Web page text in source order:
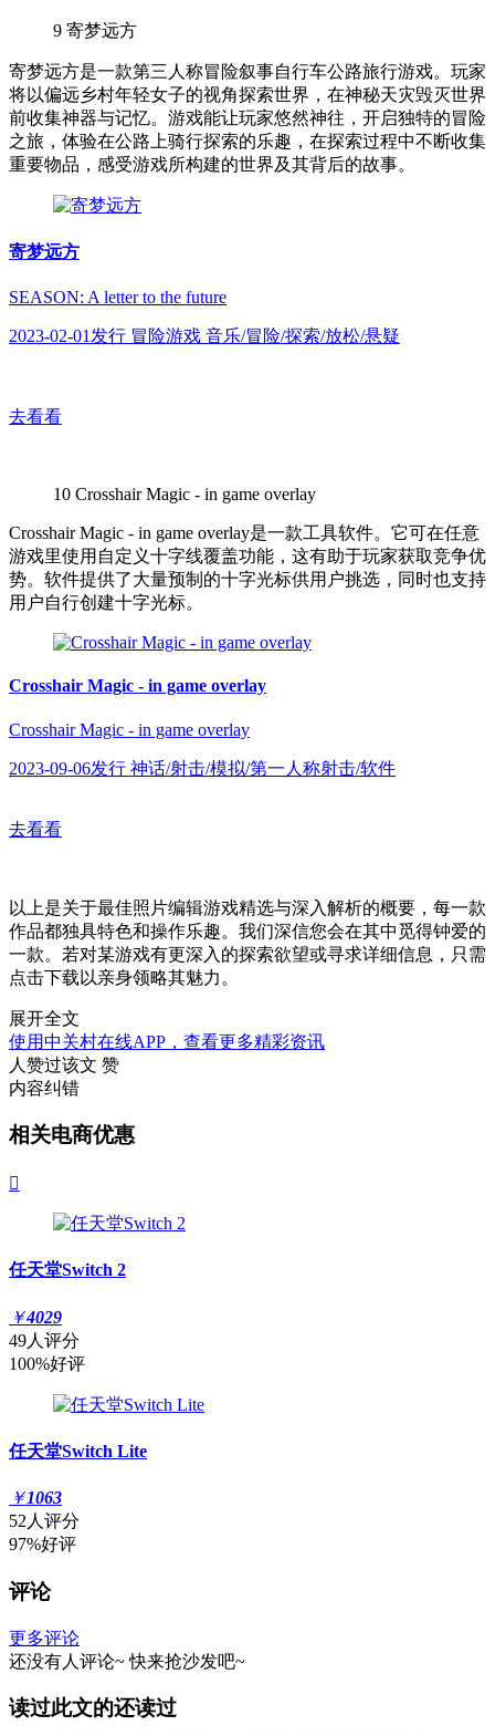
9 寄梦远方
寄梦远方是一款第三人称冒险叙事自行车公路旅行游戏。玩家
将以偏远乡村年轻女子的视角探索世界，在神秘天灾毁灭世界
前收集神器与记忆。游戏能让玩家悠然神往，开启独特的冒险
之旅，体验在公路上骑行探索的乐趣，在探索过程中不断收集
重要物品，感受游戏所构建的世界及其背后的故事。
寄梦远方
SEASON: A letter to the future
2023-02-01发行 冒险游戏 音乐/冒险/探索/放松/悬疑
去看看
10 Crosshair Magic - in game overlay
Crosshair Magic - in game overlay是一款工具软件。它可在任意
游戏里使用自定义十字线覆盖功能，这有助于玩家获取竞争优
势。软件提供了大量预制的十字光标供用户挑选，同时也支持
用户自行创建十字光标。
Crosshair Magic - in game overlay
Crosshair Magic - in game overlay
2023-09-06发行 神话/射击/模拟/第一人称射击/软件
去看看
以上是关于最佳照片编辑游戏精选与深入解析的概要，每一款
作品都独具特色和操作乐趣。我们深信您会在其中觅得钟爱的
一款。若对某游戏有更深入的探索欲望或寻求详细信息，只需
点击下载以亲身领略其魅力。
展开全文
使用中关村在线APP，查看更多精彩资讯
人赞过该文 赞
内容纠错
相关电商优惠

任天堂Switch 2
￥4029
49人评分
100%好评
任天堂Switch Lite
￥1063
52人评分
97%好评
评论
更多评论
还没有人评论~ 快来抢沙发吧~
读过此文的还读过